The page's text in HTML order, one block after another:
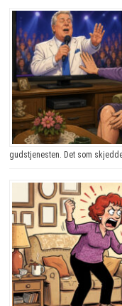
gudstjenesten. Det som